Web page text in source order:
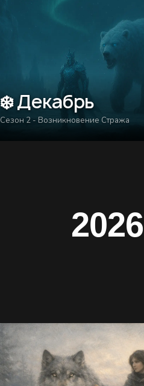
❄️ Декабрь
Сезон 2 - Возникновение Стража
2026